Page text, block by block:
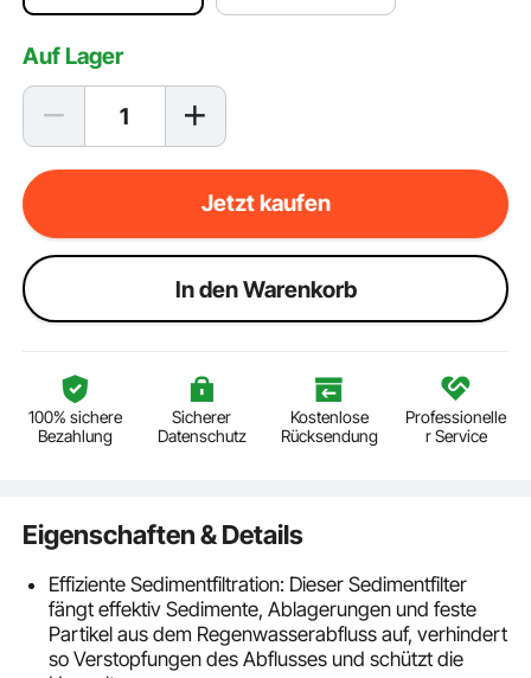
Auf Lager
Jetzt kaufen
ln den Warenkorb
100% sichere
Bezahlung
Sicherer
Datenschutz
Kostenlose
Rücksendung
Professionelle
r Service
Eigenschaften & Details
Effiziente Sedimentfiltration: Dieser Sedimentfilter
fängt effektiv Sedimente, Ablagerungen und feste
Partikel aus dem Regenwasserabfluss auf, verhindert
so Verstopfungen des Abflusses und schützt die